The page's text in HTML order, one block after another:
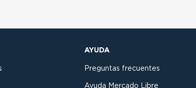
AYUDA
Preguntas frecuentes
Ayuda Mercado Libre